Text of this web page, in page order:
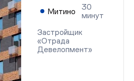
Митино
30
минут
Застройщик
«Отрада
Девелопмент»